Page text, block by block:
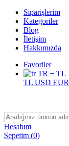
Siparişlerim
Kategoriler
Blog
İletişim
Hakkımızda
Favoriler
TR − TL
TL USD EUR
Hesabım
Sepetim (0)